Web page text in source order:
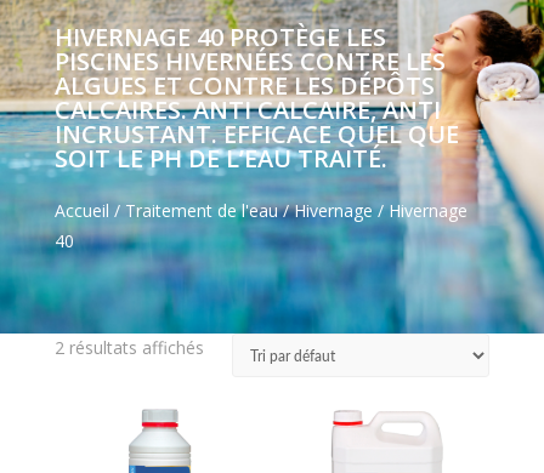
HIVERNAGE 40 PROTÈGE LES
PISCINES HIVERNÉES CONTRE LES
ALGUES ET CONTRE LES DÉPÔTS
CALCAIRES. ANTI CALCAIRE, ANTI
INCRUSTANT. EFFICACE QUEL QUE
SOIT LE PH DE L’EAU TRAITÉ.
Accueil / Traitement de l'eau/Hivernage/ Hivernage
40
2 résultats affichés